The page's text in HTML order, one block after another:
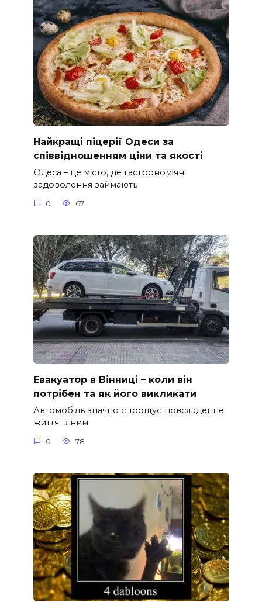
Найкращі піцерії Одеси за
співвідношенням ціни та якості
Одеса – це місто, де гастрономічні
задоволення займають
0 67
Евакуатор в Вінниці – коли він
потрібен та як його викликати
Автомобіль значно спрощує повсякденне
життя: з ним
0 78